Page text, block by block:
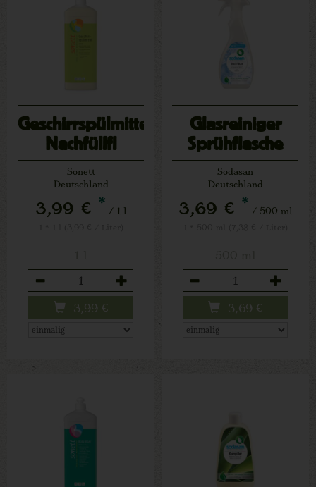
Geschirrspülmittel-
Nachfüllfl
Sonett
Deutschland
3,99 € * / 1 l
3,99 €
Glasreiniger
Sprühflasche
Sodasan
Deutschland
3,69 € * / 500 ml
3,69 €